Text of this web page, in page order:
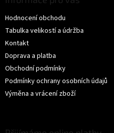
Hodnocení obchodu
Tabulka velikostí a údržba
Kontakt
Doprava a platba
Obchodní podmínky
Podmínky ochrany osobních údajů
Výměna a vrácení zboží